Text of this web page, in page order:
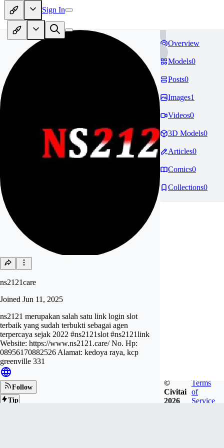
Sign In
ns2121care
Joined Jun 11, 2025
ns2121 merupakan salah satu link login slot
terbaik yang sudah terbukti sebagai agen
terpercaya sejak 2022 #ns2121slot #ns2121link
Website: https://www.ns2121.care/ No. Hp:
08956170882526 Alamat: kedoya raya, kcp
greenville 331
Follow
Tip
Overview
Models0
Posts0
Images1
Videos0
3D Models0
Articles0
Comics0
Collections0
©
Civitai
2026
Terms
of
Service